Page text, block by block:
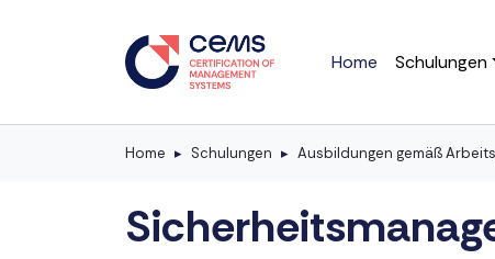
Home Schulungen
Home Schulungen Ausbildungen gemäß